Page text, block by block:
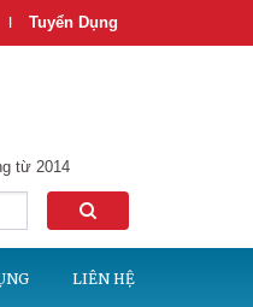
| Tuyển Dụng
từ 2014
LIÊN HỆ